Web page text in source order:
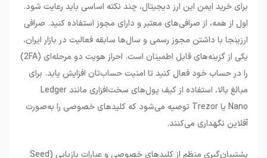
برای خرید ایمن این ارز دیجیتال، چند نکته اساسی باید رعایت شود.
اول از همه، از صرافی‌های معتبر و دارای مجوز استفاده کنید. صرافی
ارزینجا با داشتن مجوز رسمی و سال‌ها سابقه فعالیت در بازار ایران،
یکی از گزینه‌های قابل اطمینان است. احراز هویت دو مرحله‌ای (2FA)
را در حساب خود فعال کنید تا امنیت حساب‌تان افزایش یابد. برای
مبالغ بالا، استفاده از کیف پول‌های سخت‌افزاری مانند Ledger
Nano یا Trezor توصیه می‌شود که کلیدهای خصوصی را به‌صورت
آفلاین نگهداری می‌کنند.
پشتیبان‌گیری منظم از کلیدهای خصوصی و عبارات بازیابی (Seed